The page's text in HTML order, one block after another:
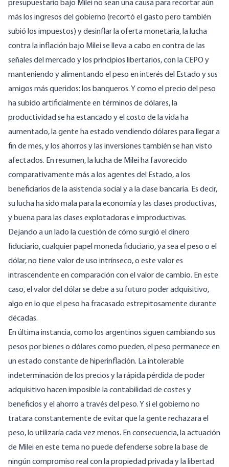
presupuestario bajo Milei no sean una causa para recortar aún
más los ingresos del gobierno (recortó el gasto pero también
subió los impuestos) y desinflar la oferta monetaria, la lucha
contra la inflación bajo Milei se lleva a cabo en contra de las
señales del mercado y los principios libertarios, con la CEPO y
manteniendo y alimentando el peso en interés del Estado y sus
amigos más queridos: los banqueros. Y como el precio del peso
ha subido artificialmente en términos de dólares, la
productividad se ha estancado y el costo de la vida ha
aumentado, la gente ha estado vendiendo dólares para llegar a
fin de mes, y los ahorros y las inversiones también se han visto
afectados. En resumen, la lucha de Milei ha favorecido
comparativamente más a los agentes del Estado, a los
beneficiarios de la asistencia social y a la clase bancaria. Es decir,
su lucha ha sido mala para la economía y las clases productivas,
y buena para las clases explotadoras e improductivas.
Dejando a un lado la cuestiónde cómo surgió el dinero
fiduciario, cualquier papel moneda fiduciario, ya sea el peso o el
dólar, no tiene valor de uso intrínseco, o este valor es
intrascendente en comparación con el valor de cambio. En este
caso, el valor del dólar se debe a su futuro poder adquisitivo,
algo en lo que el peso ha fracasado estrepitosamente durante
décadas.
En última instancia, como los argentinos siguen cambiando sus
pesos por bienes o dólares como pueden, el peso permanece en
un estado constante de hiperinflación. La intolerable
indeterminación de los precios y la rápida pérdida de poder
adquisitivo hacen imposible la contabilidad de costes y
beneficios y el ahorro a través del peso. Y si el gobierno no
tratara constantemente de evitar que la gente rechazara el
peso, lo utilizaría cada vez menos. En consecuencia, la actuación
de Milei en este tema no puede defenderse sobre la base de
ningún compromiso real con la propiedad privada y la libertad